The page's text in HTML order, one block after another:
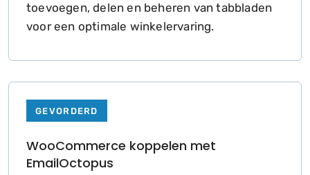
toevoegen, delen en beheren van tabbladen
voor een optimale winkelervaring.
GEVORDERD
WooCommerce koppelen met
EmailOctopus